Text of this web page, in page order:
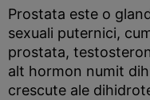
Prostata este o
sexuali puternici,
prostata,
alt hormon numit
crescute ale